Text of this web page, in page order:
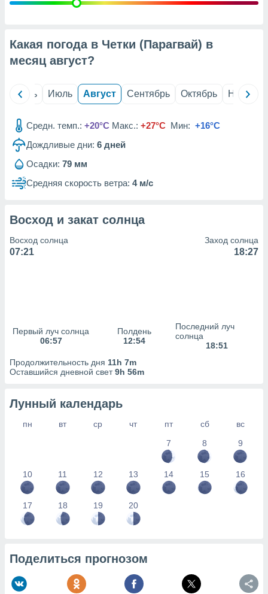
данных
рекламы
сведения
Какая погода в Четки (Парагвай) в
месяц август?
Июнь Июль Август Сентябрь Октябрь Ноябрь
Средн. темп.: +20°C Макс.: +27°C Мин: +16°C
Дождливые дни: 6 дней
Осадки: 79 мм
Средняя скорость ветра: 4 м/с
Восход и закат солнца
Восход солнца
07:21
Заход солнца
18:27
Первый луч солнца
06:57
Полдень
12:54
Последний луч
солнца
18:51
Продолжительность дня 11h 7m
Оставшийся дневной свет9h 56m
Лунный календарь
пн вт ср чт пт сб
вс
7
8 9
10 11 12 13 14 15 16
17 18 19 20
Поделиться прогнозом